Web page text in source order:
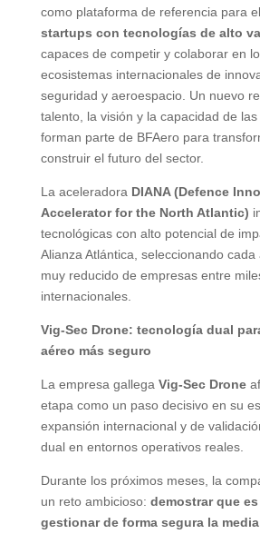
como plataforma de referencia para
startups con tecnologías de alto
capaces de competir y colaborar en
ecosistemas internacionales de
seguridad y aeroespacio. Un nuevo
talento, la visión y la capacidad de
forman parte de BFAero para
construir el futuro del sector.
La aceleradora DIANA (Defence
Accelerator for the North Atlantic)
tecnológicas con alto potencial de
Alianza Atlántica, seleccionando
muy reducido de empresas entre
internacionales.
Vig-Sec Drone: tecnología dual
aéreo más seguro
La empresa gallega Vig-Sec Drone
etapa como un paso decisivo en su
expansión internacional y de
dual en entornos operativos reales.
Durante los próximos meses, la
un reto ambicioso: demostrar que
gestionar de forma segura la